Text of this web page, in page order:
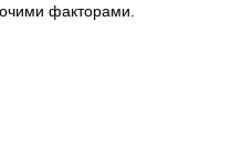
факторами.